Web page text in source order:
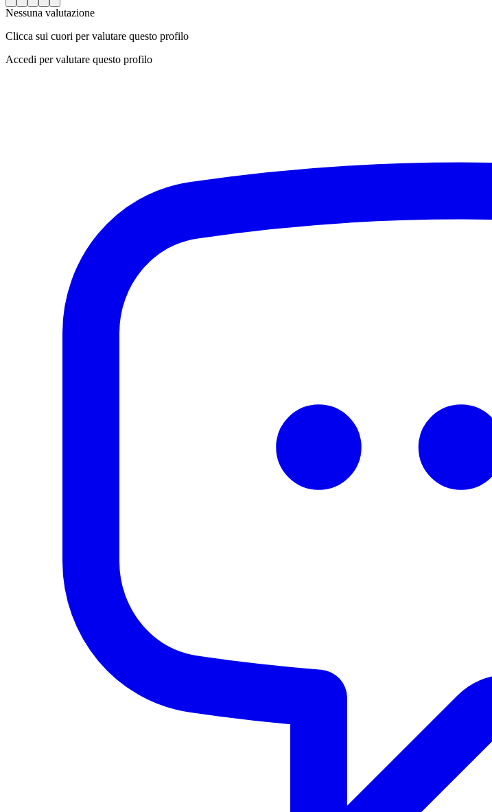
Nessuna valutazione
Clicca sui cuori per valutare questo profilo
Accedi per valutare questo profilo